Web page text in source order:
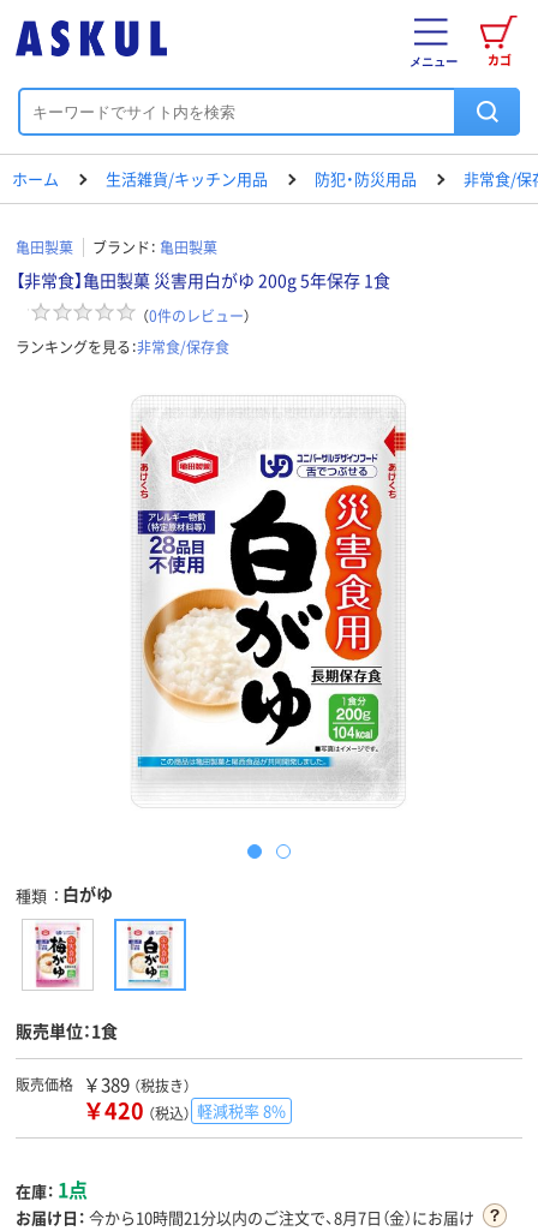
カゴ
メニュー
ホーム 生活雑貨/キッチン用品 防犯・防災用品 非常食/保
亀田製菓 ブランド： 亀田製菓
【非常食】亀田製菓 災害用白がゆ 200g 5年保存 1食
（0件のレビュー）
ランキングを見る：非常食/保存食
種類 白がゆ
販売単位：1食
販売価格 ￥389 （税抜き）
￥420 （税込） 軽減税率 8%
在庫： 1点
お届け日： 今から10時間21分以内のご注文で、8月7日（金）にお届け